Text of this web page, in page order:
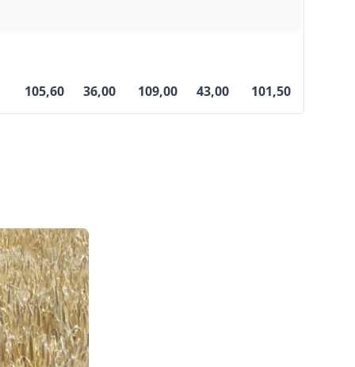
105,60 36,00 109,00 43,00 101,50